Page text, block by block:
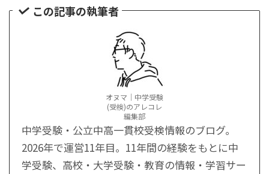
この記事の執筆者
オヌマ｜中学受験
(受検)のアレコレ
編集部
中学受験・公立中高一貫校受検情報のブログ。
2026年で運営11年目。11年間の経験をもとに中
学受験、高校・大学受験・教育の情報・学習サー